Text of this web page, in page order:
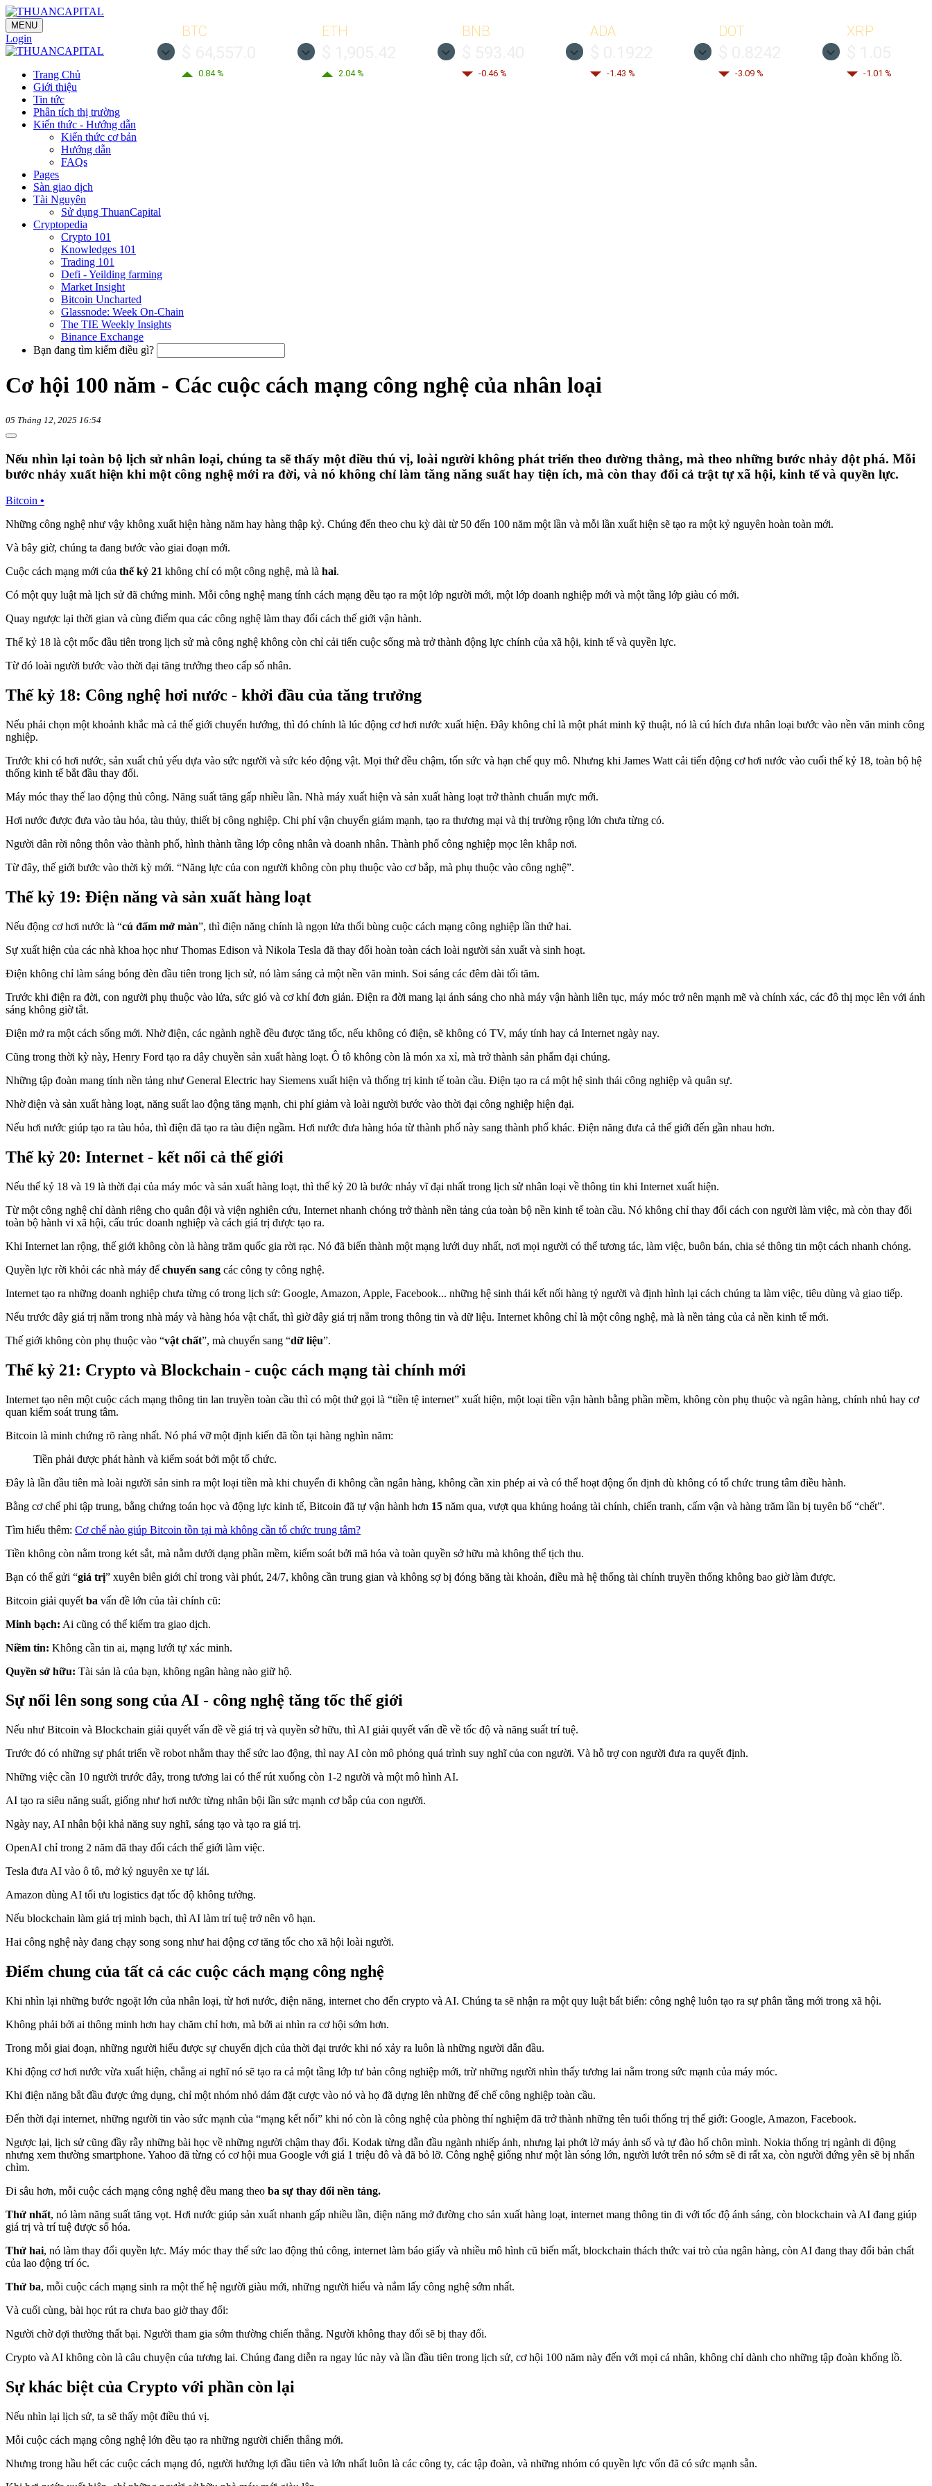
BTC
0.84 %
ETH
2.04 %
BNB
-0.46 %
ADA
-1.43 %
DOT
-3.09 %
XRP
-1.01 %
MENU
Login
Trang Chủ
Giới thiệu
Tin tức
Phân tích thị trường
Kiến thức - Hướng dẫn
Kiến thức cơ bản
Hướng dẫn
FAQs
Pages
Sàn giao dịch
Tài Nguyên
Sử dụng ThuanCapital
Cryptopedia
Crypto 101
Knowledges 101
Trading 101
Defi - Yeilding farming
Market Insight
Bitcoin Uncharted
Glassnode: Week On-Chain
The TIE Weekly Insights
Binance Exchange
Bạn đang tìm kiếm điều gì?
Cơ hội 100 năm - Các cuộc cách mạng công nghệ của nhân loại
05 Tháng 12, 2025 16:54
Nếu nhìn lại toàn bộ lịch sử nhân loại, chúng ta sẽ thấy một điều thú vị, loài người không phát triển theo đường thẳng, mà theo những bước nhảy đột phá. Mỗi
bước nhảy xuất hiện khi một công nghệ mới ra đời, và nó không chỉ làm tăng năng suất hay tiện ích, mà còn thay đổi cả trật tự xã hội, kinh tế và quyền lực.
Bitcoin •
Những công nghệ như vậy không xuất hiện hàng năm hay hàng thập kỷ. Chúng đến theo chu kỳ dài từ 50 đến 100 năm một lần và mỗi lần xuất hiện sẽ tạo ra một kỷ nguyên hoàn toàn mới.
Và bây giờ, chúng ta đang bước vào giai đoạn mới.
Cuộc cách mạng mới của thế kỷ 21 không chỉ có một công nghệ, mà là hai.
Có một quy luật mà lịch sử đã chứng minh. Mỗi công nghệ mang tính cách mạng đều tạo ra một lớp người mới, một lớp doanh nghiệp mới và một tầng lớp giàu có mới.
Quay ngược lại thời gian và cùng điểm qua các công nghệ làm thay đổi cách thế giới vận hành.
Thế kỷ 18 là cột mốc đầu tiên trong lịch sử mà công nghệ không còn chỉ cải tiến cuộc sống mà trở thành động lực chính của xã hội, kinh tế và quyền lực.
Từ đó loài người bước vào thời đại tăng trưởng theo cấp số nhân.
Thế kỷ 18: Công nghệ hơi nước - khởi đầu của tăng trưởng
Nếu phải chọn một khoảnh khắc mà cả thế giới chuyển hướng, thì đó chính là lúc động cơ hơi nước xuất hiện. Đây không chỉ là một phát minh kỹ thuật, nó là cú hích đưa nhân loại bước vào nền văn minh công
nghiệp.
Trước khi có hơi nước, sản xuất chủ yếu dựa vào sức người và sức kéo động vật. Mọi thứ đều chậm, tốn sức và hạn chế quy mô. Nhưng khi James Watt cải tiến động cơ hơi nước vào cuối thế kỷ 18, toàn bộ hệ
thống kinh tế bắt đầu thay đổi.
Máy móc thay thế lao động thủ công. Năng suất tăng gấp nhiều lần. Nhà máy xuất hiện và sản xuất hàng loạt trở thành chuẩn mực mới.
Hơi nước được đưa vào tàu hỏa, tàu thủy, thiết bị công nghiệp. Chi phí vận chuyển giảm mạnh, tạo ra thương mại và thị trường rộng lớn chưa từng có.
Người dân rời nông thôn vào thành phố, hình thành tầng lớp công nhân và doanh nhân. Thành phố công nghiệp mọc lên khắp nơi.
Từ đây, thế giới bước vào thời kỳ mới. “Năng lực của con người không còn phụ thuộc vào cơ bắp, mà phụ thuộc vào công nghệ”.
Thế kỷ 19: Điện năng và sản xuất hàng loạt
Nếu động cơ hơi nước là “cú đấm mở màn”, thì điện năng chính là ngọn lửa thổi bùng cuộc cách mạng công nghiệp lần thứ hai.
Sự xuất hiện của các nhà khoa học như Thomas Edison và Nikola Tesla đã thay đổi hoàn toàn cách loài người sản xuất và sinh hoạt.
Điện không chỉ làm sáng bóng đèn đầu tiên trong lịch sử, nó làm sáng cả một nền văn minh. Soi sáng các đêm dài tối tăm.
Trước khi điện ra đời, con người phụ thuộc vào lửa, sức gió và cơ khí đơn giản. Điện ra đời mang lại ánh sáng cho nhà máy vận hành liên tục, máy móc trở nên mạnh mẽ và chính xác, các đô thị mọc lên với ánh
sáng không giờ tắt.
Điện mở ra một cách sống mới. Nhờ điện, các ngành nghề đều được tăng tốc, nếu không có điện, sẽ không có TV, máy tính hay cả Internet ngày nay.
Cũng trong thời kỳ này, Henry Ford tạo ra dây chuyền sản xuất hàng loạt. Ô tô không còn là món xa xỉ, mà trở thành sản phẩm đại chúng.
Những tập đoàn mang tính nền tảng như General Electric hay Siemens xuất hiện và thống trị kinh tế toàn cầu. Điện tạo ra cả một hệ sinh thái công nghiệp và quân sự.
Nhờ điện và sản xuất hàng loạt, năng suất lao động tăng mạnh, chi phí giảm và loài người bước vào thời đại công nghiệp hiện đại.
Nếu hơi nước giúp tạo ra tàu hỏa, thì điện đã tạo ra tàu điện ngầm. Hơi nước đưa hàng hóa từ thành phố này sang thành phố khác. Điện năng đưa cả thế giới đến gần nhau hơn.
Thế kỷ 20: Internet - kết nối cả thế giới
Nếu thế kỷ 18 và 19 là thời đại của máy móc và sản xuất hàng loạt, thì thế kỷ 20 là bước nhảy vĩ đại nhất trong lịch sử nhân loại về thông tin khi Internet xuất hiện.
Từ một công nghệ chỉ dành riêng cho quân đội và viện nghiên cứu, Internet nhanh chóng trở thành nền tảng của toàn bộ nền kinh tế toàn cầu. Nó không chỉ thay đổi cách con người làm việc, mà còn thay đổi
toàn bộ hành vi xã hội, cấu trúc doanh nghiệp và cách giá trị được tạo ra.
Khi Internet lan rộng, thế giới không còn là hàng trăm quốc gia rời rạc. Nó đã biến thành một mạng lưới duy nhất, nơi mọi người có thể tương tác, làm việc, buôn bán, chia sẻ thông tin một cách nhanh chóng.
Quyền lực rời khỏi các nhà máy để chuyển sang các công ty công nghệ.
Internet tạo ra những doanh nghiệp chưa từng có trong lịch sử: Google, Amazon, Apple, Facebook... những hệ sinh thái kết nối hàng tỷ người và định hình lại cách chúng ta làm việc, tiêu dùng và giao tiếp.
Nếu trước đây giá trị nằm trong nhà máy và hàng hóa vật chất, thì giờ đây giá trị nằm trong thông tin và dữ liệu. Internet không chỉ là một công nghệ, mà là nền tảng của cả nền kinh tế mới.
Thế giới không còn phụ thuộc vào “vật chất”, mà chuyển sang “dữ liệu”.
Thế kỷ 21: Crypto và Blockchain - cuộc cách mạng tài chính mới
Internet tạo nên một cuộc cách mạng thông tin lan truyền toàn cầu thì có một thứ gọi là “tiền tệ internet” xuất hiện, một loại tiền vận hành bằng phần mềm, không còn phụ thuộc và ngân hàng, chính nhủ hay cơ
quan kiểm soát trung tâm.
Bitcoin là minh chứng rõ ràng nhất. Nó phá vỡ một định kiến đã tồn tại hàng nghìn năm:
Tiền phải được phát hành và kiểm soát bởi một tổ chức.
Đây là lần đầu tiên mà loài người sản sinh ra một loại tiền mà khi chuyển đi không cần ngân hàng, không cần xin phép ai và có thể hoạt động ổn định dù không có tổ chức trung tâm điều hành.
Bằng cơ chế phi tập trung, bằng chứng toán học và động lực kinh tế, Bitcoin đã tự vận hành hơn 15 năm qua, vượt qua khủng hoảng tài chính, chiến tranh, cấm vận và hàng trăm lần bị tuyên bố “chết”.
Tìm hiểu thêm: Cơ chế nào giúp Bitcoin tồn tại mà không cần tổ chức trung tâm?
Tiền không còn nằm trong két sắt, mà nằm dưới dạng phần mềm, kiểm soát bởi mã hóa và toàn quyền sở hữu mà không thể tịch thu.
Bạn có thể gửi “giá trị” xuyên biên giới chỉ trong vài phút, 24/7, không cần trung gian và không sợ bị đóng băng tài khoản, điều mà hệ thống tài chính truyền thống không bao giờ làm được.
Bitcoin giải quyết ba vấn đề lớn của tài chính cũ:
Minh bạch: Ai cũng có thể kiểm tra giao dịch.
Niềm tin: Không cần tin ai, mạng lưới tự xác minh.
Quyền sở hữu: Tài sản là của bạn, không ngân hàng nào giữ hộ.
Sự nổi lên song song của AI - công nghệ tăng tốc thế giới
Nếu như Bitcoin và Blockchain giải quyết vấn đề về giá trị và quyền sở hữu, thì AI giải quyết vấn đề về tốc độ và năng suất trí tuệ.
Trước đó có những sự phát triển về robot nhằm thay thế sức lao động, thì nay AI còn mô phỏng quá trình suy nghĩ của con người. Và hỗ trợ con người đưa ra quyết định.
Những việc cần 10 người trước đây, trong tương lai có thể rút xuống còn 1-2 người và một mô hình AI.
AI tạo ra siêu năng suất, giống như hơi nước từng nhân bội lần sức mạnh cơ bắp của con người.
Ngày nay, AI nhân bội khả năng suy nghĩ, sáng tạo và tạo ra giá trị.
OpenAI chỉ trong 2 năm đã thay đổi cách thế giới làm việc.
Tesla đưa AI vào ô tô, mở kỷ nguyên xe tự lái.
Amazon dùng AI tối ưu logistics đạt tốc độ không tưởng.
Nếu blockchain làm giá trị minh bạch, thì AI làm trí tuệ trở nên vô hạn.
Hai công nghệ này đang chạy song song như hai động cơ tăng tốc cho xã hội loài người.
Điểm chung của tất cả các cuộc cách mạng công nghệ
Khi nhìn lại những bước ngoặt lớn của nhân loại, từ hơi nước, điện năng, internet cho đến crypto và AI. Chúng ta sẽ nhận ra một quy luật bất biến: công nghệ luôn tạo ra sự phân tầng mới trong xã hội.
Không phải bởi ai thông minh hơn hay chăm chỉ hơn, mà bởi ai nhìn ra cơ hội sớm hơn.
Trong mỗi giai đoạn, những người hiểu được sự chuyển dịch của thời đại trước khi nó xảy ra luôn là những người dẫn đầu.
Khi động cơ hơi nước vừa xuất hiện, chẳng ai nghĩ nó sẽ tạo ra cả một tầng lớp tư bản công nghiệp mới, trừ những người nhìn thấy tương lai nằm trong sức mạnh của máy móc.
Khi điện năng bắt đầu được ứng dụng, chỉ một nhóm nhỏ dám đặt cược vào nó và họ đã dựng lên những đế chế công nghiệp toàn cầu.
Đến thời đại internet, những người tin vào sức mạnh của “mạng kết nối” khi nó còn là công nghệ của phòng thí nghiệm đã trở thành những tên tuổi thống trị thế giới: Google, Amazon, Facebook.
Ngược lại, lịch sử cũng đầy rẫy những bài học về những người chậm thay đổi. Kodak từng dẫn đầu ngành nhiếp ảnh, nhưng lại phớt lờ máy ảnh số và tự đào hố chôn mình. Nokia thống trị ngành di động
nhưng xem thường smartphone. Yahoo đã từng có cơ hội mua Google với giá 1 triệu đô và đã bỏ lỡ. Công nghệ giống như một làn sóng lớn, người lướt trên nó sớm sẽ đi rất xa, còn người đứng yên sẽ bị nhấn
chìm.
Đi sâu hơn, mỗi cuộc cách mạng công nghệ đều mang theo ba sự thay đổi nền tảng.
Thứ nhất, nó làm năng suất tăng vọt. Hơi nước giúp sản xuất nhanh gấp nhiều lần, điện năng mở đường cho sản xuất hàng loạt, internet mang thông tin đi với tốc độ ánh sáng, còn blockchain và AI đang giúp
giá trị và trí tuệ được số hóa.
Thứ hai, nó làm thay đổi quyền lực. Máy móc thay thế sức lao động thủ công, internet làm báo giấy và nhiều mô hình cũ biến mất, blockchain thách thức vai trò của ngân hàng, còn AI đang thay đổi bản chất
của lao động trí óc.
Thứ ba, mỗi cuộc cách mạng sinh ra một thế hệ người giàu mới, những người hiểu và nắm lấy công nghệ sớm nhất.
Và cuối cùng, bài học rút ra chưa bao giờ thay đổi:
Người chờ đợi thường thất bại. Người tham gia sớm thường chiến thắng. Người không thay đổi sẽ bị thay đổi.
Crypto và AI không còn là câu chuyện của tương lai. Chúng đang diễn ra ngay lúc này và lần đầu tiên trong lịch sử, cơ hội 100 năm này đến với mọi cá nhân, không chỉ dành cho những tập đoàn khổng lồ.
Sự khác biệt của Crypto với phần còn lại
Nếu nhìn lại lịch sử, ta sẽ thấy một điều thú vị.
Mỗi cuộc cách mạng công nghệ lớn đều tạo ra những người chiến thắng mới.
Nhưng trong hầu hết các cuộc cách mạng đó, người hưởng lợi đầu tiên và lớn nhất luôn là các công ty, các tập đoàn, và những nhóm có quyền lực vốn đã có sức mạnh sẵn.